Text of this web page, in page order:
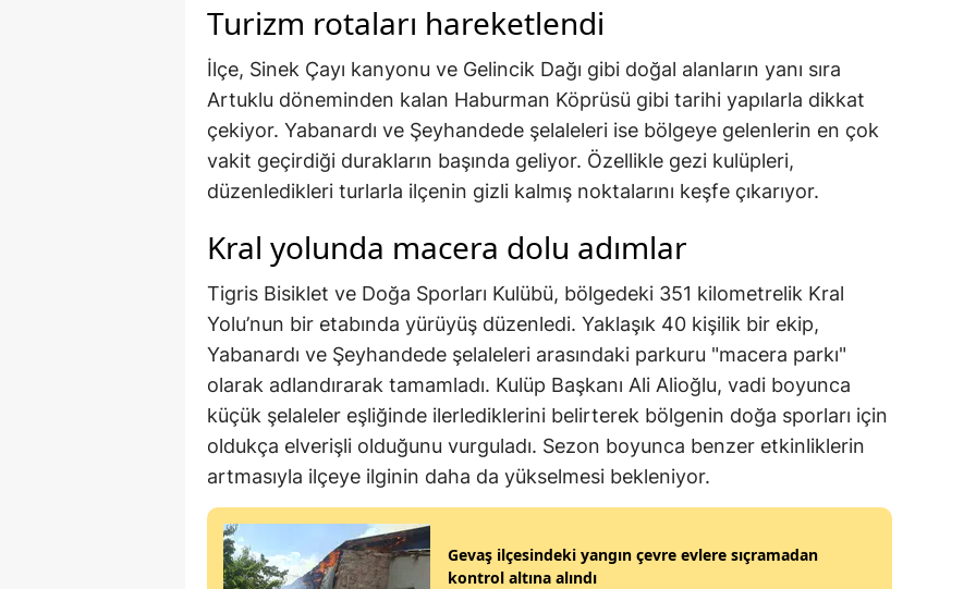
Turizm rotaları hareketlendi
İlçe, Sinek Çayı kanyonu ve Gelincik Dağı gibi doğal alanların yanı sıra
Artuklu döneminden kalan Haburman Köprüsü gibi tarihi yapılarla dikkat
çekiyor. Yabanardı ve Şeyhandede şelaleleri ise bölgeye gelenlerin en çok
vakit geçirdiği durakların başında geliyor. Özellikle gezi kulüpleri,
düzenledikleri turlarla ilçenin gizli kalmış noktalarını keşfe çıkarıyor.
Kral yolunda macera dolu adımlar
Tigris Bisiklet ve Doğa Sporları Kulübü, bölgedeki 351 kilometrelik Kral
Yolu’nun bir etabında yürüyüş düzenledi. Yaklaşık 40 kişilik bir ekip,
Yabanardı ve Şeyhandede şelaleleri arasındaki parkuru "macera parkı"
olarak adlandırarak tamamladı. Kulüp Başkanı Ali Alioğlu, vadi boyunca
küçük şelaleler eşliğinde ilerlediklerini belirterek bölgenin doğa sporları için
oldukça elverişli olduğunu vurguladı. Sezon boyunca benzer etkinliklerin
artmasıyla ilçeye ilginin daha da yükselmesi bekleniyor.
Gevaş ilçesindeki yangın çevre evlere sıçramadan
kontrol altına alındı